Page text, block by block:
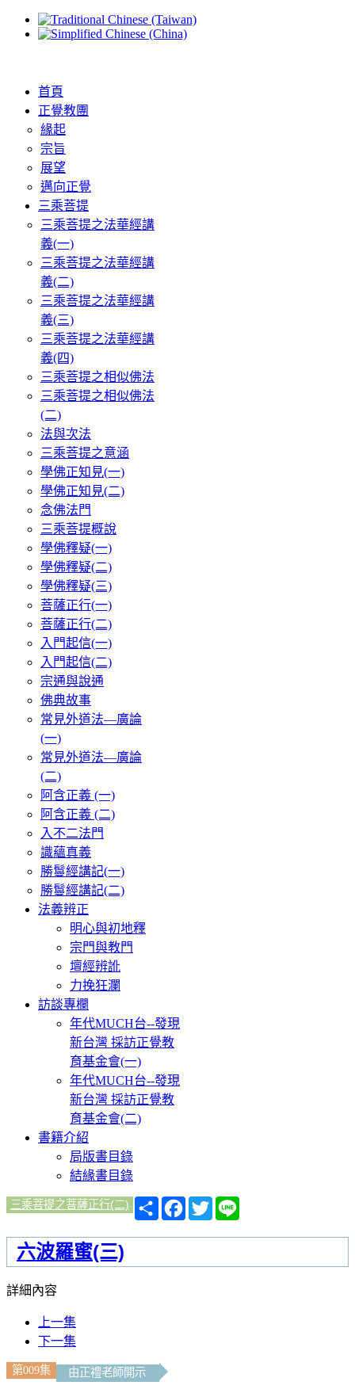
首頁
正覺教團
緣起
宗旨
展望
邁向正覺
三乘菩提
三乘菩提之法華經講
義(一)
三乘菩提之法華經講
義(二)
三乘菩提之法華經講
義(三)
三乘菩提之法華經講
義(四)
三乘菩提之相似佛法
三乘菩提之相似佛法
(二)
法與次法
三乘菩提之意涵
學佛正知見(一)
學佛正知見(二)
念佛法門
三乘菩提概說
學佛釋疑(一)
學佛釋疑(二)
學佛釋疑(三)
菩薩正行(一)
菩薩正行(二)
入門起信(一)
入門起信(二)
宗通與說通
佛典故事
常見外道法—廣論
(一)
常見外道法—廣論
(二)
阿含正義 (一)
阿含正義 (二)
入不二法門
識蘊真義
勝鬘經講記(一)
勝鬘經講記(二)
法義辨正
明心與初地釋
宗門與教門
壇經辨訛
力挽狂瀾
訪談專欄
年代MUCH台--發現
新台灣 採訪正覺教
育基金會(一)
年代MUCH台--發現
新台灣 採訪正覺教
育基金會(二)
書籍介紹
局版書目錄
結緣書目錄
三乘菩提之菩薩正行(二)
分
享
Facebook
Twitter
六波羅蜜(三)
詳細內容
上一集
下一集
第009集 由正禮老師開示